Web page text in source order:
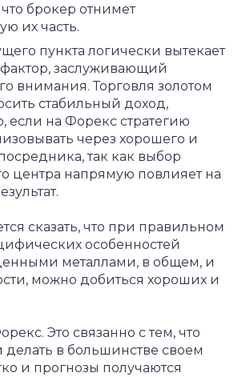
брокер отнимет
их часть.
пункта логически вытекает
заслуживающий
внимания. Торговля золотом
стабильный доход,
если на Форекс стратегию
через хорошего и
так как выбор
центра напрямую повлияет на
сказать, что при правильном
особенностей
металлами, в общем, и
можно добиться хороших и
Это связанно с тем, что
делать в большинстве своем
и прогнозы получаются